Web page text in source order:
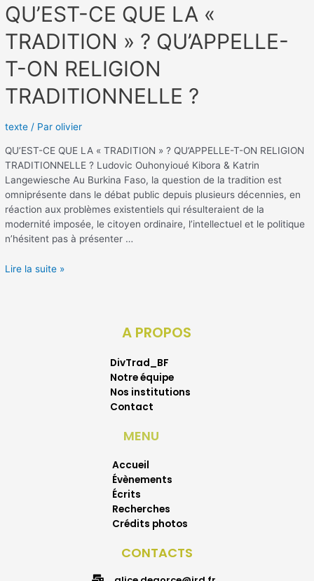
QU’EST-CE QUE LA «
TRADITION » ? QU’APPELLE-
T-ON RELIGION
TRADITIONNELLE ?
texte / Parolivier
QU’EST-CE QUE LA « TRADITION » ? QU’APPELLE-T-ON RELIGION
TRADITIONNELLE ? Ludovic Ouhonyioué Kibora & Katrin
Langewiesche Au Burkina Faso, la question de la tradition est
omniprésente dans le débat public depuis plusieurs décennies, en
réaction aux problèmes existentiels qui résulteraient de la
modernité imposée, le citoyen ordinaire, l’intellectuel et le politique
n’hésitent pas à présenter …
QU’EST-
CE
QUE
LA
«
TRADITION
QU’APPELLE-
ON
RELIGION
TRADITIONNELLE
?
Lire la suite »
A PROPOS
DivTrad_BF
Notre équipe
Nos institutions
Contact
MENU
Accueil
Évènements
Écrits
Recherches
Crédits photos
CONTACTS